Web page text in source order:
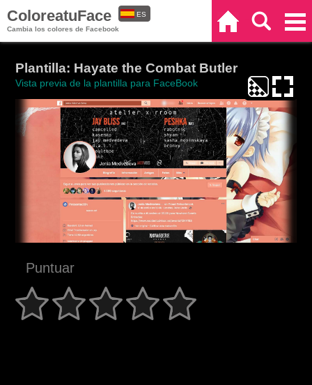
ColoreatuFace
Cambia los colores de Facebook
ES
Plantilla: Hayate the Combat Butler
Vista previa de la plantilla para FaceBook
Puntuar